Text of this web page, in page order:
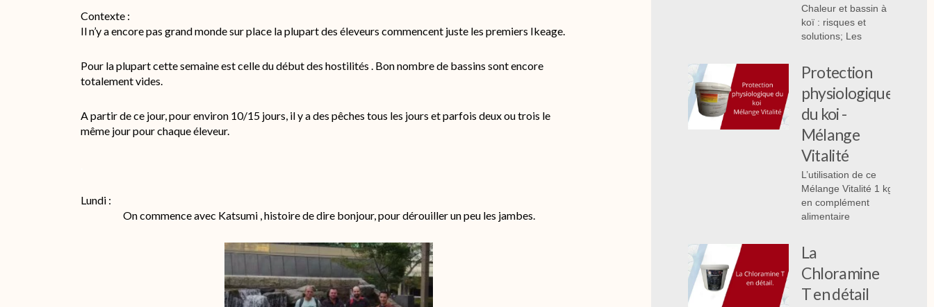
Contexte :
Il n’y a encore pas grand monde sur place la plupart des éleveurs commencent juste les premiers Ikeage.
Pour la plupart cette semaine est celle du début des hostilités . Bon nombre de bassins sont encore
totalement vides.
A partir de ce jour, pour environ 10/15 jours, il y a des pêches tous les jours et parfois deux ou trois le
même jour pour chaque éleveur.
Lundi :
On commence avec Katsumi , histoire de dire bonjour, pour dérouiller un peu les jambes.
Chaleur et bassin à
koï : risques et
solutions; Les
Protection
physiologique
du koi -
Mélange
Vitalité
L’utilisation de ce
Mélange Vitalité 1 kg
en complément
alimentaire
La
Chloramine
T en détail